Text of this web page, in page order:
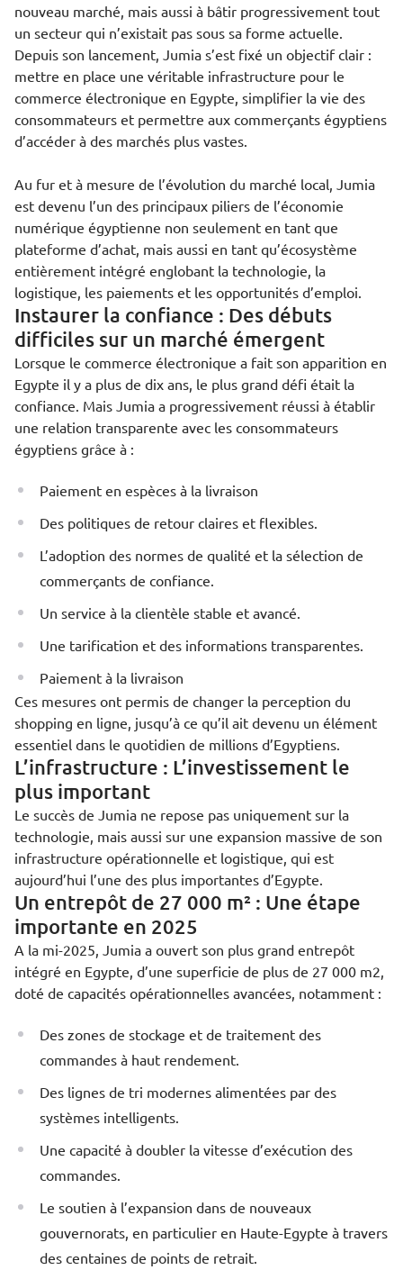
nouveau marché, mais aussi à bâtir progressivement tout
un secteur qui n’existait pas sous sa forme actuelle.
Depuis son lancement, Jumia s’est fixé un objectif clair :
mettre en place une véritable infrastructure pour le
commerce électronique en Egypte, simplifier la vie des
consommateurs et permettre aux commerçants égyptiens
d’accéder à des marchés plus vastes.
Au fur et à mesure de l’évolution du marché local, Jumia
est devenu l’un des principaux piliers de l’économie
numérique égyptienne non seulement en tant que
plateforme d’achat, mais aussi en tant qu’écosystème
entièrement intégré englobant la technologie, la
logistique, les paiements et les opportunités d’emploi.
Instaurer la confiance : Des débuts
difficiles sur un marché émergent
Lorsque le commerce électronique a fait son apparition en
Egypte il y a plus de dix ans, le plus grand défi était la
confiance. Mais Jumia a progressivement réussi à établir
une relation transparente avec les consommateurs
égyptiens grâce à :
Paiement en espèces à la livraison
Des politiques de retour claires et flexibles.
L’adoption des normes de qualité et la sélection de
commerçants de confiance.
Un service à la clientèle stable et avancé.
Une tarification et des informations transparentes.
Paiement à la livraison
Ces mesures ont permis de changer la perception du
shopping en ligne, jusqu’à ce qu’il ait devenu un élément
essentiel dans le quotidien de millions d’Egyptiens.
L’infrastructure : L’investissement le
plus important
Le succès de Jumia ne repose pas uniquement sur la
technologie, mais aussi sur une expansion massive de son
infrastructure opérationnelle et logistique, qui est
aujourd’hui l’une des plus importantes d’Egypte.
Un entrepôt de 27 000 m² : Une étape
importante en 2025
A la mi-2025, Jumia a ouvert son plus grand entrepôt
intégré en Egypte, d’une superficie de plus de 27 000 m2,
doté de capacités opérationnelles avancées, notamment :
Des zones de stockage et de traitement des
commandes à haut rendement.
Des lignes de tri modernes alimentées par des
systèmes intelligents.
Une capacité à doubler la vitesse d’exécution des
commandes.
Le soutien à l’expansion dans de nouveaux
gouvernorats, en particulier en Haute-Egypte à travers
des centaines de points de retrait.